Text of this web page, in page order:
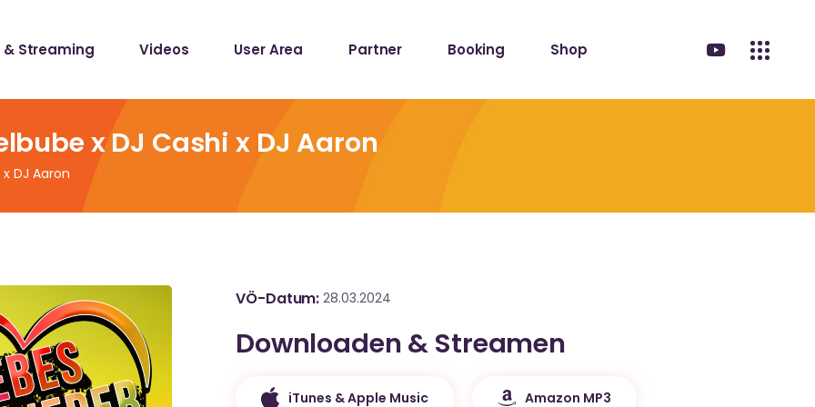
& Streaming Videos User Area Partner Booking Shop
x DJ Cashi x DJ Aaron
DJ Aaron
VÖ-Datum 28.03.2024
Downloaden & Streamen
iTunes & Apple Music Amazon MP3